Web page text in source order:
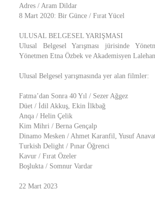
Adres / Aram Dildar
8 Mart 2020: Bir Günce / Fırat Yücel
ULUSAL BELGESEL YARIŞMASI
Ulusal Belgesel Yarışması jürisinde
Yönetmen Etna Özbek ve Akademisyen
Ulusal Belgesel yarışmasında yer alan filmler:
Fatma’dan Sonra 40 Yıl / Sezer Ağgez
Düet / İdil Akkuş, Ekin İlkbağ
Anqa / Helin Çelik
Kim Mihri / Berna Gençalp
Dinamo Mesken / Ahmet Karanfil, Yusuf
Turkish Delight / Pınar Öğrenci
Kavur / Fırat Özeler
Boşlukta / Somnur Vardar
22 Mart 2023